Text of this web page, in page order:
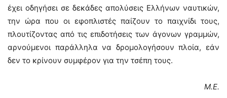
έχει οδηγήσει σε δεκάδες απολύσεις Ελλήνων ναυτικών,
την ώρα που οι εφοπλιστές παίζουν το παιχνίδι τους,
πλουτίζοντας από τις επιδοτήσεις των άγονων γραμμών,
αρνούμενοι παράλληλα να δρομολογήσουν πλοία, εάν
δεν το κρίνουν συμφέρον για την τσέπη τους.
Μ.Ε.